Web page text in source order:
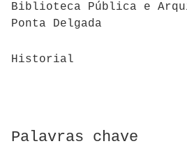
Biblioteca Pública e
Ponta Delgada
Historial
Palavras chave